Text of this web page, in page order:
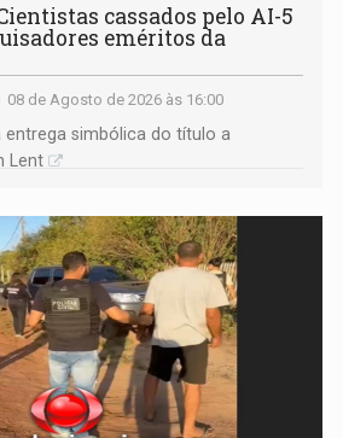
cassados pelo AI-5
eméritos da
08 de Agosto de 2026 às 16:00
entrega simbólica do título a
Lent